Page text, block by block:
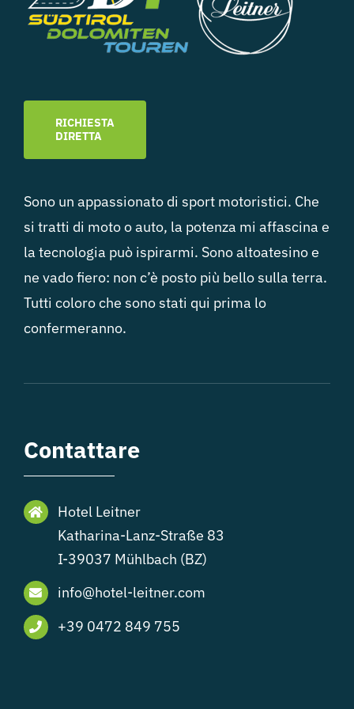
RICHIESTA
DIRETTA
Sono un appassionato di sport motoristici. Che
si tratti di moto o auto, la potenza mi affascina e
la tecnologia può ispirarmi. Sono altoatesino e
ne vado fiero: non c’è posto più bello sulla terra.
Tutti coloro che sono stati qui prima lo
confermeranno.
Contattare
Hotel Leitner
Katharina-Lanz-Straße 83
I-39037 Mühlbach (BZ)
info@hotel-leitner.com
+39 0472 849 755